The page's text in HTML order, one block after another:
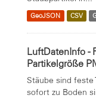
GeoJSON CSV
LuftDatenInfo -
Partikelgröße
Stäube sind
sofort zu Boden